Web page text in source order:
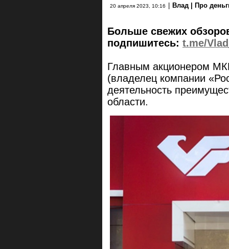
20 апреля 2023, 10:16 Влад | Про
Больше свежих
подпишитесь: t.me/
Главным акционером
(владелец компании
деятельность
области.